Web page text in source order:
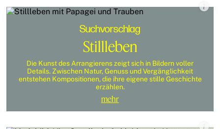
Suchvorschlag
Stillleben
Die Kunst des Arrangierens zeigt sich in Bildern voller
Details. Zwischen Natur, Genuss und Vergänglichkeit
entstehen Kompositionen, die ihre eigene stille Geschichte
erzählen.
mehr